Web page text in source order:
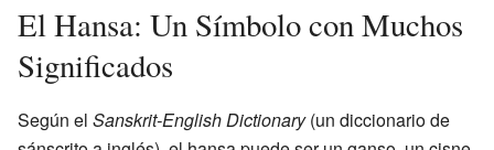
El Hansa: Un Símbolo con Muchos
Significados
Según el Sanskrit-English Dictionary(un diccionario de